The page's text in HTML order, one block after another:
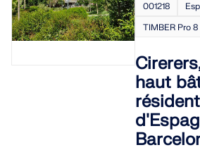
Outil de zone
Le service en ligne Dlubal fournit
zones pour la détermination rapide
neige, des vitesses de vent et des
001218
TIMBER Pro 8
haut